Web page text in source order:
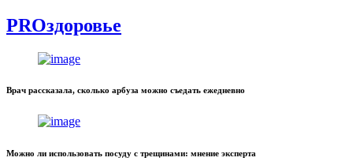
PROздоровье
Врач рассказала, сколько арбуза можно съедать ежедневно
Можно ли использовать посуду с трещинами: мнение эксперта